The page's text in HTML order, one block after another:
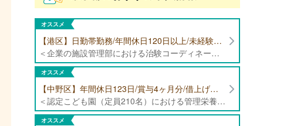
オススメ
【港区】日勤帯勤務/年間休日120日以上/未経験者歓迎/健康食品の臨床試験に携わる管理栄養士・栄養士の治験コーディネーター募集！
＜企業の施設管理部における治験コーディネーター業務全般＞ ・健康食品の臨床試験に伴う指導 ・スケジュール調整等の被験者管理 ・データ収集、書類作成 ・医療機関にて被験者への説明や誘導 ・栄養指導、栄養計算
オススメ
【中野区】年間休日123日/賞与4ヶ月分/借上げ住宅制度あり 認定こども園（定員210名）にて管理栄養士・栄養士募集！
＜認定こども園（定員210名）における管理栄養士・栄養士業務全般＞ ・管理栄養士、栄養士業務全般
オススメ